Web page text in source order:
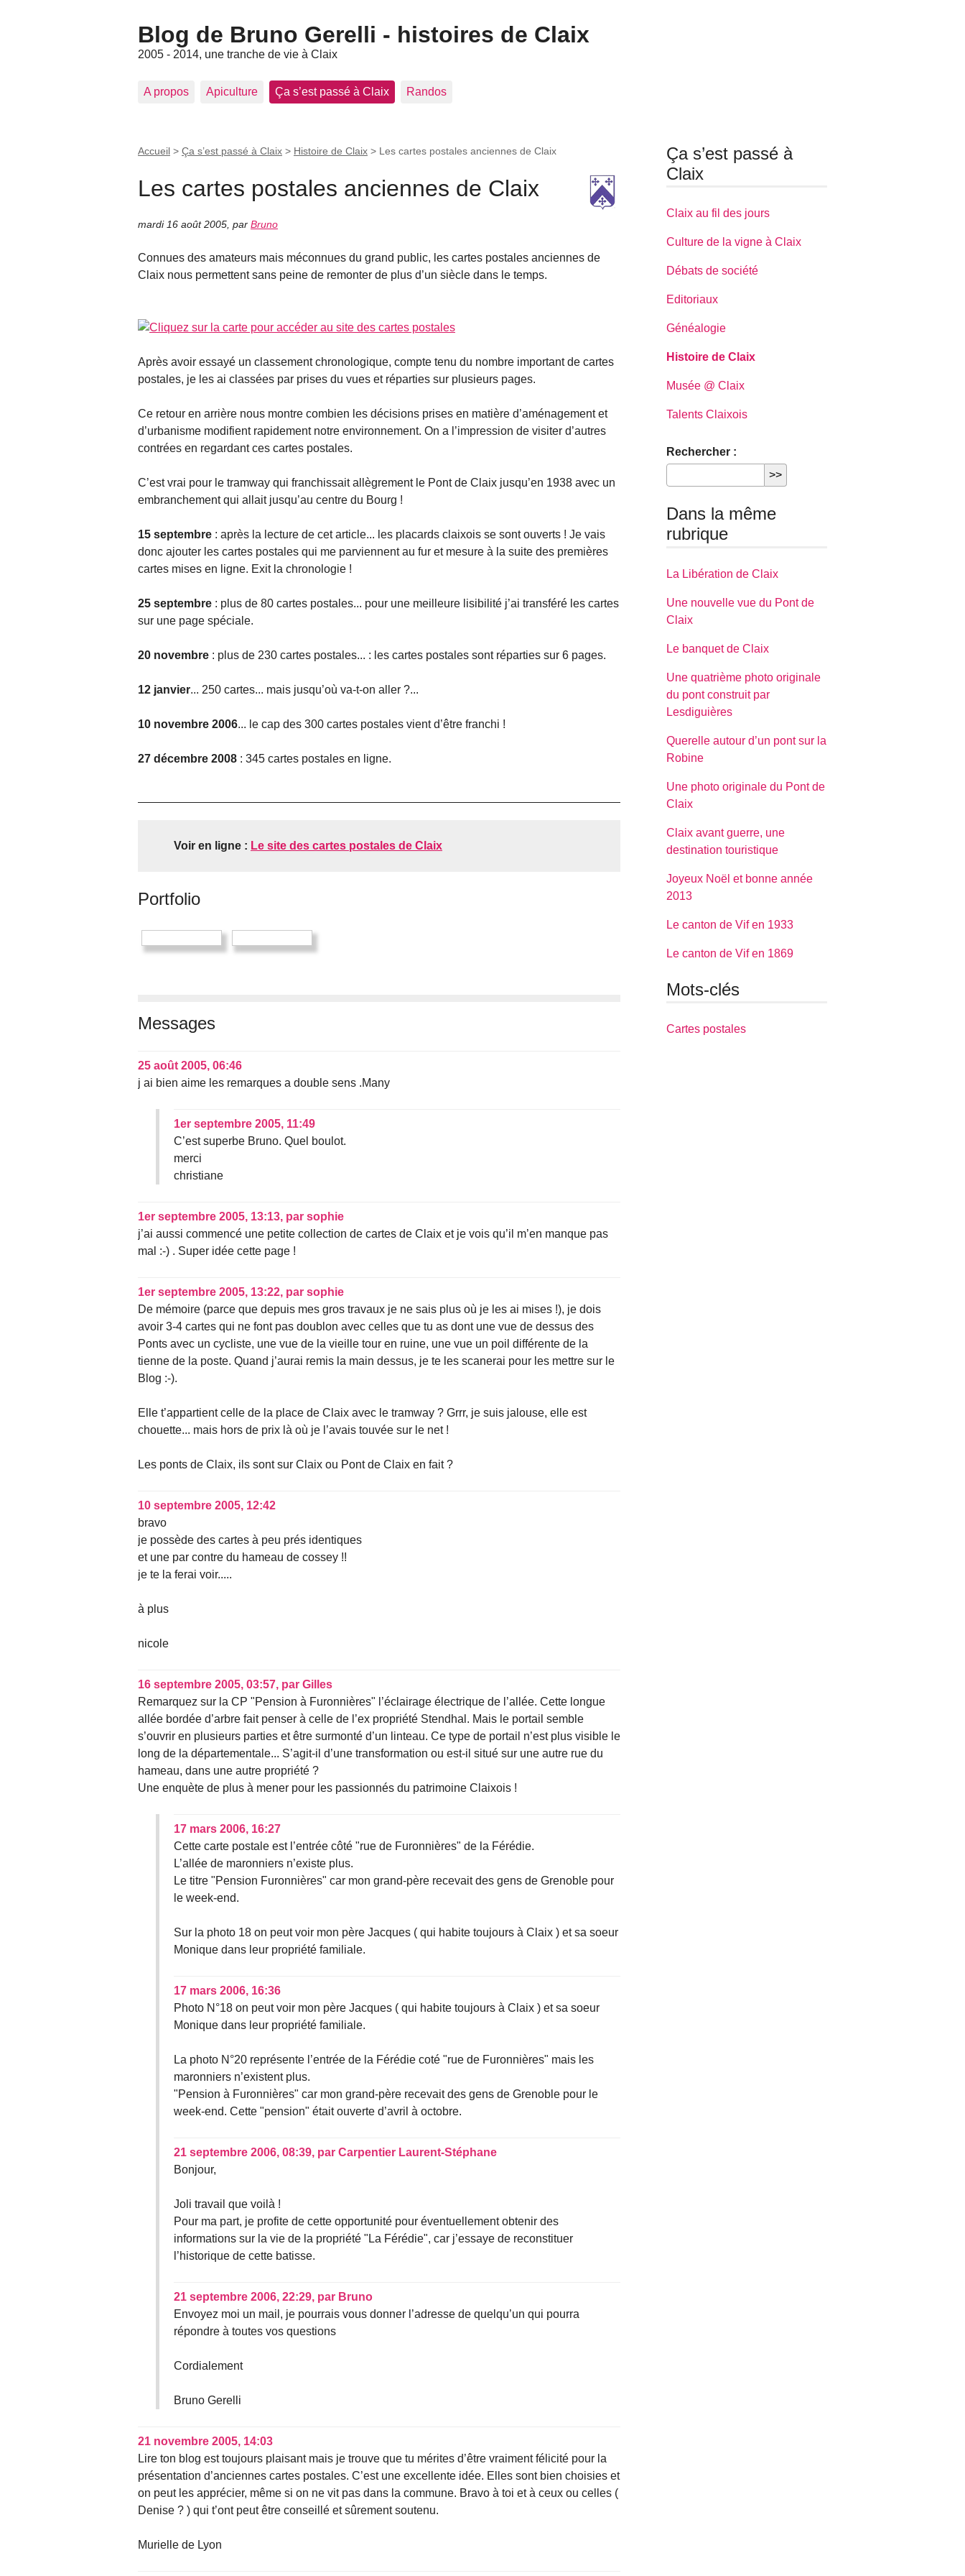
Blog de Bruno Gerelli - histoires de Claix
2005 - 2014, une tranche de vie à Claix
A propos Apiculture Ça s’est passé à Claix Randos
Accueil > Ça s’est passé à Claix > Histoire de Claix > Les cartes postales anciennes de Claix
Les cartes postales anciennes de Claix
mardi 16 août 2005 par Bruno
Connues des amateurs mais méconnues du grand public, les cartes postales anciennes de
Claix nous permettent sans peine de remonter de plus d’un siècle dans le temps.
Après avoir essayé un classement chronologique, compte tenu du nombre important de cartes
postales, je les ai classées par prises du vues et réparties sur plusieurs pages.
Ce retour en arrière nous montre combien les décisions prises en matière d’aménagement et
d’urbanisme modifient rapidement notre environnement. On a l’impression de visiter d’autres
contrées en regardant ces cartes postales.
C’est vrai pour le tramway qui franchissait allègrement le Pont de Claix jusqu’en 1938 avec un
embranchement qui allait jusqu’au centre du Bourg !
15 septembre : après la lecture de cet article... les placards claixois se sont ouverts ! Je vais
donc ajouter les cartes postales qui me parviennent au fur et mesure à la suite des premières
cartes mises en ligne. Exit la chronologie !
25 septembre : plus de 80 cartes postales... pour une meilleure lisibilité j’ai transféré les cartes
sur une page spéciale.
20 novembre : plus de 230 cartes postales... : les cartes postales sont réparties sur 6 pages.
12 janvier... 250 cartes... mais jusqu’où va-t-on aller ?...
10 novembre 2006... le cap des 300 cartes postales vient d’être franchi !
27 décembre 2008 : 345 cartes postales en ligne.
Voir en ligne : Le site des cartes postales de Claix
Portfolio
Messages
25 août 2005, 06:46
j ai bien aime les remarques a double sens .Many
1er septembre 2005, 11:49
C’est superbe Bruno. Quel boulot.
merci
christiane
1er septembre 2005, 13:13, par sophie
j’ai aussi commencé une petite collection de cartes de Claix et je vois qu’il m’en manque pas
mal :-) . Super idée cette page !
1er septembre 2005, 13:22, par sophie
De mémoire (parce que depuis mes gros travaux je ne sais plus où je les ai mises !), je dois
avoir 3-4 cartes qui ne font pas doublon avec celles que tu as dont une vue de dessus des
Ponts avec un cycliste, une vue de la vieille tour en ruine, une vue un poil différente de la
tienne de la poste. Quand j’aurai remis la main dessus, je te les scanerai pour les mettre sur le
Blog :-).
Elle t’appartient celle de la place de Claix avec le tramway ? Grrr, je suis jalouse, elle est
chouette... mais hors de prix là où je l’avais touvée sur le net !
Les ponts de Claix, ils sont sur Claix ou Pont de Claix en fait ?
10 septembre 2005, 12:42
bravo
je possède des cartes à peu prés identiques
et une par contre du hameau de cossey !!
je te la ferai voir.....
à plus
nicole
16 septembre 2005, 03:57, par Gilles
Remarquez sur la CP "Pension à Furonnières" l’éclairage électrique de l’allée. Cette longue
allée bordée d’arbre fait penser à celle de l’ex propriété Stendhal. Mais le portail semble
s’ouvrir en plusieurs parties et être surmonté d’un linteau. Ce type de portail n’est plus visible le
long de la départementale... S’agit-il d’une transformation ou est-il situé sur une autre rue du
hameau, dans une autre propriété ?
Une enquète de plus à mener pour les passionnés du patrimoine Claixois !
17 mars 2006, 16:27
Cette carte postale est l’entrée côté "rue de Furonnières" de la Férédie.
L’allée de maronniers n’existe plus.
Le titre "Pension Furonnières" car mon grand-père recevait des gens de Grenoble pour
le week-end.
Sur la photo 18 on peut voir mon père Jacques ( qui habite toujours à Claix ) et sa soeur
Monique dans leur propriété familiale.
17 mars 2006, 16:36
Photo N°18 on peut voir mon père Jacques ( qui habite toujours à Claix ) et sa soeur
Monique dans leur propriété familiale.
La photo N°20 représente l’entrée de la Férédie coté "rue de Furonnières" mais les
maronniers n’existent plus.
"Pension à Furonnières" car mon grand-père recevait des gens de Grenoble pour le
week-end. Cette "pension" était ouverte d’avril à octobre.
21 septembre 2006, 08:39, par Carpentier Laurent-Stéphane
Bonjour,
Joli travail que voilà !
Pour ma part, je profite de cette opportunité pour éventuellement obtenir des
informations sur la vie de la propriété "La Férédie", car j’essaye de reconstituer
l’historique de cette batisse.
21 septembre 2006, 22:29, par Bruno
Envoyez moi un mail, je pourrais vous donner l’adresse de quelqu’un qui pourra
répondre à toutes vos questions
Cordialement
Bruno Gerelli
21 novembre 2005, 14:03
Lire ton blog est toujours plaisant mais je trouve que tu mérites d’être vraiment félicité pour la
présentation d’anciennes cartes postales. C’est une excellente idée. Elles sont bien choisies et
on peut les apprécier, même si on ne vit pas dans la commune. Bravo à toi et à ceux ou celles (
Denise ? ) qui t’ont peut être conseillé et sûrement soutenu.
Murielle de Lyon
Ça s’est passé à
Claix
Claix au fil des jours
Culture de la vigne à Claix
Débats de société
Editoriaux
Généalogie
Histoire de Claix
Musée @ Claix
Talents Claixois
Rechercher :
Dans la même
rubrique
La Libération de Claix
Une nouvelle vue du Pont de
Claix
Le banquet de Claix
Une quatrième photo originale
du pont construit par
Lesdiguières
Querelle autour d’un pont sur la
Robine
Une photo originale du Pont de
Claix
Claix avant guerre, une
destination touristique
Joyeux Noël et bonne année
2013
Le canton de Vif en 1933
Le canton de Vif en 1869
Mots-clés
Cartes postales